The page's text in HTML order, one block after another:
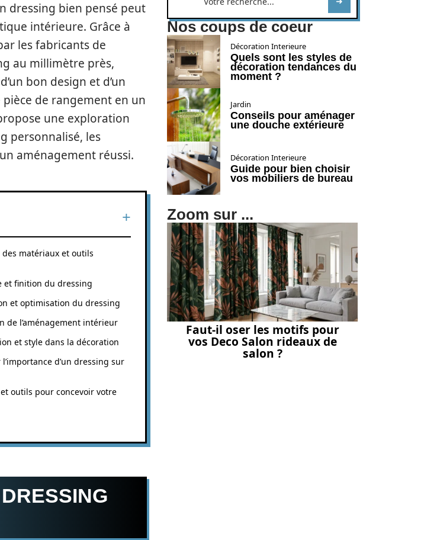
dressing bien pensé peut
intérieure. Grâce à
les fabricants de
au millimètre près,
bon design et d’un
de rangement en un
une exploration
personnalisé, les
aménagement réussi.
matériaux et outils
et finition du dressing
et optimisation du dressing
de l’aménagement intérieur
et style dans la décoration
d’un dressing sur
et outils pour concevoir votre
Nos coups de coeur
Décoration Interieure
Quels sont les styles de
décoration tendances du
moment ?
Jardin
Conseils pour aménager
une douche extérieure
Décoration Interieure
Guide pour bien choisir
vos mobiliers de bureau
Zoom sur ...
Faut-il oser les motifs pour
vos Deco Salon rideaux de
salon ?